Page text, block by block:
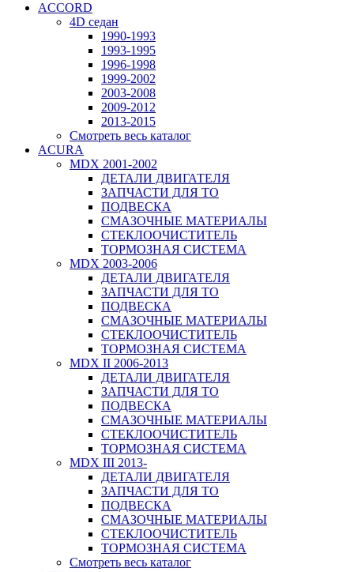
ACCORD
4D седан
1990-1993
1993-1995
1996-1998
1999-2002
2003-2008
2009-2012
2013-2015
Смотреть весь каталог
ACURA
MDX 2001-2002
ДЕТАЛИ ДВИГАТЕЛЯ
ЗАПЧАСТИ ДЛЯ ТО
ПОДВЕСКА
СМАЗОЧНЫЕ МАТЕРИАЛЫ
СТЕКЛООЧИСТИТЕЛЬ
ТОРМОЗНАЯ СИСТЕМА
MDX 2003-2006
ДЕТАЛИ ДВИГАТЕЛЯ
ЗАПЧАСТИ ДЛЯ ТО
ПОДВЕСКА
СМАЗОЧНЫЕ МАТЕРИАЛЫ
СТЕКЛООЧИСТИТЕЛЬ
ТОРМОЗНАЯ СИСТЕМА
MDX II 2006-2013
ДЕТАЛИ ДВИГАТЕЛЯ
ЗАПЧАСТИ ДЛЯ ТО
ПОДВЕСКА
СМАЗОЧНЫЕ МАТЕРИАЛЫ
СТЕКЛООЧИСТИТЕЛЬ
ТОРМОЗНАЯ СИСТЕМА
MDX III 2013-
ДЕТАЛИ ДВИГАТЕЛЯ
ЗАПЧАСТИ ДЛЯ ТО
ПОДВЕСКА
СМАЗОЧНЫЕ МАТЕРИАЛЫ
СТЕКЛООЧИСТИТЕЛЬ
ТОРМОЗНАЯ СИСТЕМА
Смотреть весь каталог